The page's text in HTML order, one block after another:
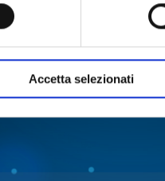
Accetta selezionati